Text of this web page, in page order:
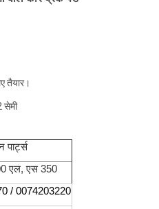
तैयार।
पार्ट्स
एल, एस 350
/ 0074203220